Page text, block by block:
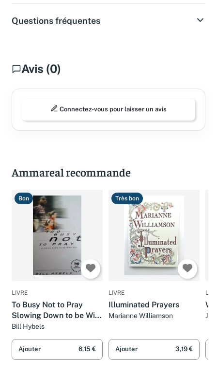
Questions fréquentes
Avis (0)
Connectez-vous pour laisser un avis
Ammareal recommande
Bon
LIVRE
To Busy Not to Pray
Slowing Down to be With
God
Bill Hybels
Ajouter 6,15 €
Très bon
LIVRE
Illuminated Prayers
Marianne Williamson
Ajouter 3,19 €